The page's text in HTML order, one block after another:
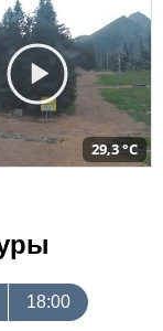
29,3 °C
18:00